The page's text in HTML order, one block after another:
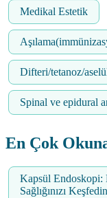
Medikal Estetik
Difteri/tetanoz/
Spinal ve epidural
En Çok
Kapsül Endoskopi:
Sağlığınızı Keşfedin